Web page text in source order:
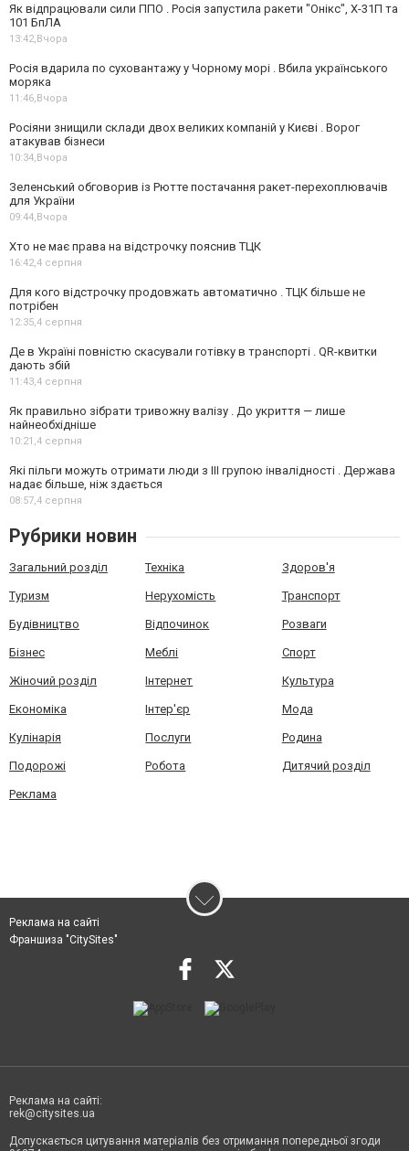
Як відпрацювали сили ППО . Росія запустила ракети "Онікс", Х-31П та
101 БпЛА
13:42, Вчора
Росія вдарила по суховантажу у Чорному морі . Вбила українського
моряка
11:46, Вчора
Росіяни знищили склади двох великих компаній у Києві . Ворог
атакував бізнеси
10:34, Вчора
Зеленський обговорив із Рютте постачання ракет-перехоплювачів
для України
09:44, Вчора
Хто не має права на відстрочку пояснив ТЦК
16:42, 4 серпня
Для кого відстрочку продовжать автоматично . ТЦК більше не
потрібен
12:35, 4 серпня
Де в Україні повністю скасували готівку в транспорті . QR-квитки
дають збій
11:43, 4 серпня
Як правильно зібрати тривожну валізу . До укриття — лише
найнеобхідніше
10:21, 4 серпня
Які пільги можуть отримати люди з III групою інвалідності . Держава
надає більше, ніж здається
08:57, 4 серпня
Рубрики новин
Загальний розділ Техніка Здоров'я
Туризм Нерухомість Транспорт
Будівництво Відпочинок Розваги
Бізнес Меблі Спорт
Жіночий розділ Інтернет Культура
Економіка Інтер'єр Мода
Кулінарія Послуги Родина
Подорожі Робота Дитячий розділ
Реклама
Реклама на сайті
Франшиза "CitySites"
Реклама на сайті:
rek@citysites.ua
Допускається цитування матеріалів без отримання попередньої згоди